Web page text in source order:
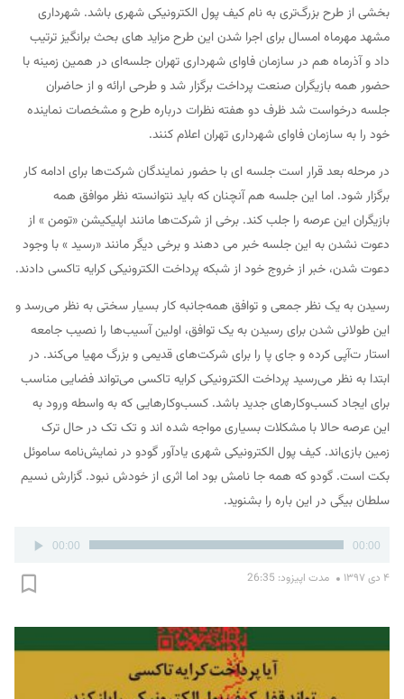
بخشی از طرح بزرگ‌تری به نام کیف پول الکترونیکی شهری باشد. شهرداری
مشهد مهرماه امسال برای اجرا شدن این طرح مزاید های بحث برانگیز ترتیب
داد و آذرماه هم در سازمان فاوای شهرداری تهران جلسه‌ای در همین زمینه با
حضور همه بازیگران صنعت پرداخت برگزار شد و طرحی ارائه و از حاضران
جلسه درخواست شد ظرف دو هفته نظرات درباره طرح و مشخصات نماینده
خود را به سازمان فاوای شهرداری تهران اعلام کنند.
در مرحله بعد قرار است جلسه ای با حضور نمایندگان شرکت‌ها برای ادامه کار
برگزار شود. اما این جلسه هم آنچنان که باید نتوانسته نظر موافق همه
بازیگران این عرصه را جلب کند. برخی از شرکت‌ها مانند اپلیکیشن «تومن » از
دعوت نشدن به این جلسه خبر می دهند و برخی دیگر مانند «رسید » با وجود
دعوت شدن، خبر از خروج خود از شبکه پرداخت الکترونیکی کرایه تاکسی دادند.
رسیدن به یک نظر جمعی و توافق همه‌جانبه کار بسیار سختی به نظر می‌رسد و
این طولانی شدن برای رسیدن به یک توافق، اولین آسیب‌ها را نصیب جامعه
استار ت‌آپی کرده و جای پا را برای شرکت‌های قدیمی و بزرگ مهیا می‌کند. در
ابتدا به نظر می‌رسید پرداخت الکترونیکی کرایه تاکسی می‌تواند فضایی مناسب
برای ایجاد کسب‌وکارهای جدید باشد. کسب‌وکارهایی که به واسطه ورود به
این عرصه حالا با مشکلات بسیاری مواجه شده اند و تک تک در حال ترک
زمین بازی‌اند. کیف پول الکترونیکی شهری یادآور گودو در نمایش‌نامه ساموئل
بکت است. گودو که همه جا نامش بود اما اثری از خودش نبود. گزارش نسیم
سلطان بیگی در این باره را بشنوید.
پخش‌کننده
00:00 00:00
۴ دی ۱۳۹۷ مدت اپیزود: 26:35